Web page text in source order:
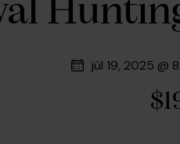
júl 19, 2025 @